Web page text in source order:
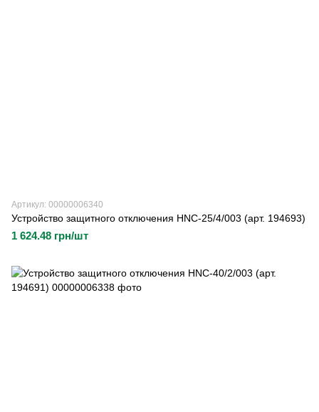
Артикул: 00000006340
Устройство защитного отключения HNC-25/4/003 (арт. 194693)
1 624.48 грн/шт